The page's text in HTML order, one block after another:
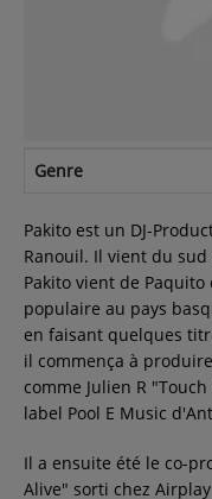
Recherche d'un titre
SE
Genre
Pakito est un DJ-
Ranouil. Il vient du sud
Pakito vient de
populaire au pays
en faisant quelques
il commença à
comme Julien R
label Pool E Music
Il a ensuite été le co-
Alive" sorti chez